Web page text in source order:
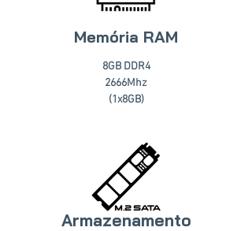
Memória RAM
8GB DDR4
2666Mhz
(1x8GB)
Armazenamento